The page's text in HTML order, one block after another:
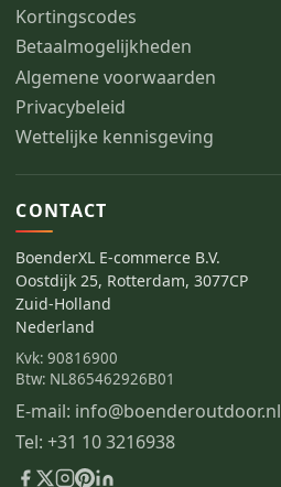
Kortingscodes
Betaalmogelijkheden
Algemene voorwaarden
Privacybeleid
Wettelijke kennisgeving
CONTACT
BoenderXL E-commerce B.V.
Oostdijk 25, Rotterdam, 3077CP
Zuid-Holland
Nederland
Kvk: 90816900
Btw: NL865462926B01
E-mail: info@boenderoutdoor.nl
Tel: +31 10 3216938